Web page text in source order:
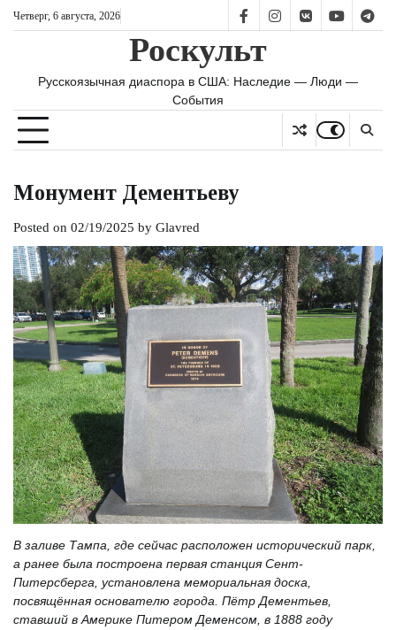
SkipЧетверг, 6 августа, 2026
FB IS vk YT TG
Роскульт
Русскоязычная диаспора в США: Наследие — Люди —
События
Монумент Дементьеву
Posted on 02/19/2025 by Glavred
В заливе Тампа, где сейчас расположен исторический парк,
а ранее была построена первая станция Сент-
Питерсберга, установлена мемориальная доска,
посвящённая основателю города. Пётр Дементьев,
ставший в Америке Питером Деменсом, в 1888 году